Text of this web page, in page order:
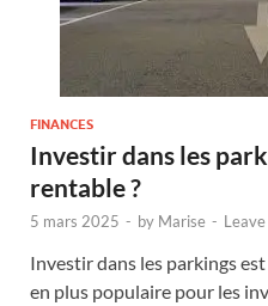
FINANCES
Investir dans les
rentable ?
5 mars 2025 - by Marise -
Investir dans les parkings
en plus populaire pour les